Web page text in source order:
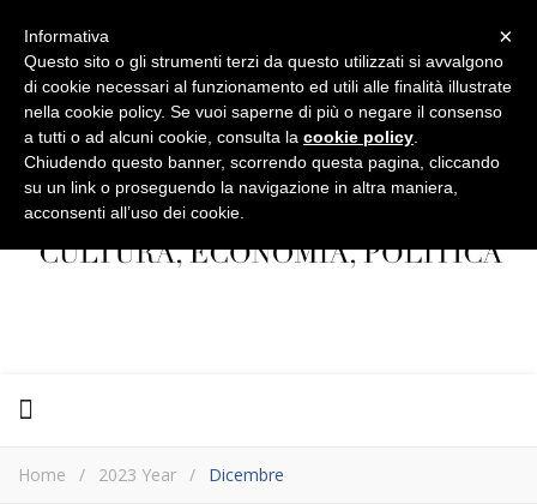
Home / 2023 Year / Dicembre
×
Informativa
Questo sito o gli strumenti terzi da questo utilizzati si avvalgono
di cookie necessari al funzionamento ed utili alle finalità illustrate
nella cookie policy. Se vuoi saperne di più o negare il consenso
a tutti o ad alcuni cookie, consulta la cookie policy
Chiudendo questo banner, scorrendo questa pagina, cliccando
su un link o proseguendo la navigazione in altra maniera,
acconsenti all’uso dei cookie.